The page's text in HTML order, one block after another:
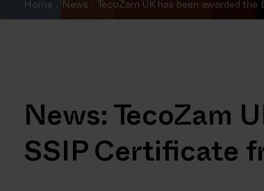
Home . News . TecoZam UK has been awarded
News: TecoZam
SSIP Certificate